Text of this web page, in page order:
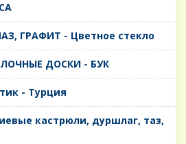
ГРАФИТ - Цветное стекло
ДОСКИ - БУК
- Турция
кастрюли, дуршлаг, таз,